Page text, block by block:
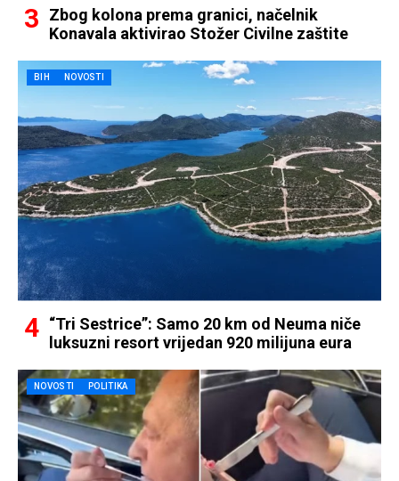
Zbog kolona prema granici, načelnik
Konavala aktivirao Stožer Civilne zaštite
BIH NOVOSTI
“Tri Sestrice”: Samo 20 km od Neuma niče
luksuzni resort vrijedan 920 milijuna eura
NOVOSTI POLITIKA